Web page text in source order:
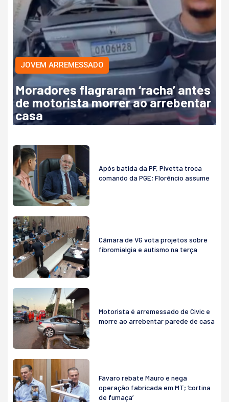
JOVEM ARREMESSADO
Moradores flagraram ‘racha’ antes
de motorista morrer ao arrebentar
casa
Após batida da PF, Pivetta troca
comando da PGE; Florêncio assume
Câmara de VG vota projetos sobre
fibromialgia e autismo na terça
Motorista é arremessado de Civic e
morre ao arrebentar parede de casa
Fávaro rebate Mauro e nega
operação fabricada em MT; ‘cortina
de fumaça’